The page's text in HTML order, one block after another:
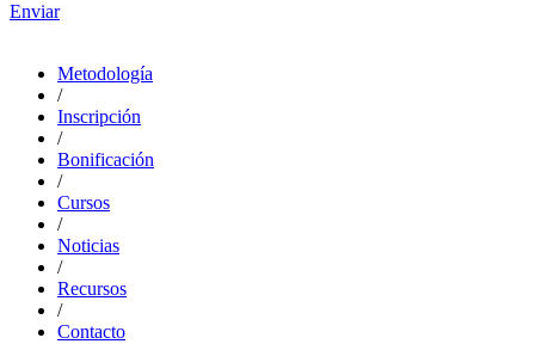
Enviar
Metodología
/
Inscripción
/
Bonificación
/
Cursos
/
Noticias
/
Recursos
/
Contacto